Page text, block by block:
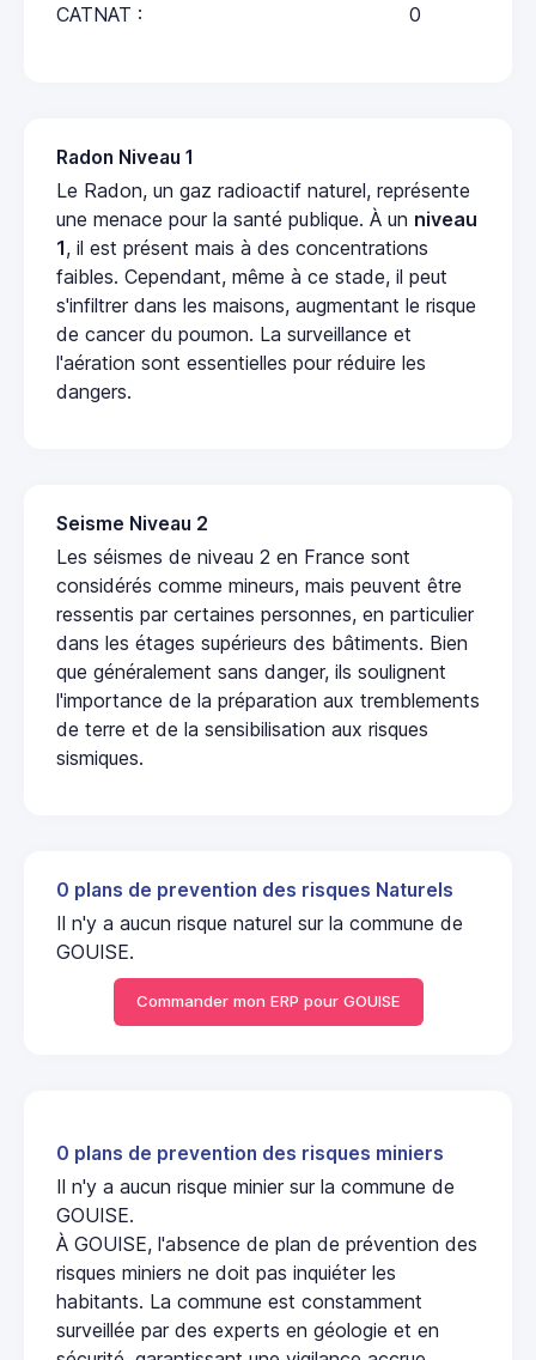
CATNAT : 0
Radon Niveau 1
Le Radon, un gaz radioactif naturel, représente
une menace pour la santé publique. À un niveau
1, il est présent mais à des concentrations
faibles. Cependant, même à ce stade, il peut
s'infiltrer dans les maisons, augmentant le risque
de cancer du poumon. La surveillance et
l'aération sont essentielles pour réduire les
dangers.
Seisme Niveau 2
Les séismes de niveau 2 en France sont
considérés comme mineurs, mais peuvent être
ressentis par certaines personnes, en particulier
dans les étages supérieurs des bâtiments. Bien
que généralement sans danger, ils soulignent
l'importance de la préparation aux tremblements
de terre et de la sensibilisation aux risques
sismiques.
0 plans de prevention des risques Naturels
Il n'y a aucun risque naturel sur la commune de
GOUISE.
Commander mon ERP pour GOUISE
0 plans de prevention des risques miniers
Il n'y a aucun risque minier sur la commune de
GOUISE.
À GOUISE, l'absence de plan de prévention des
risques miniers ne doit pas inquiéter les
habitants. La commune est constamment
surveillée par des experts en géologie et en